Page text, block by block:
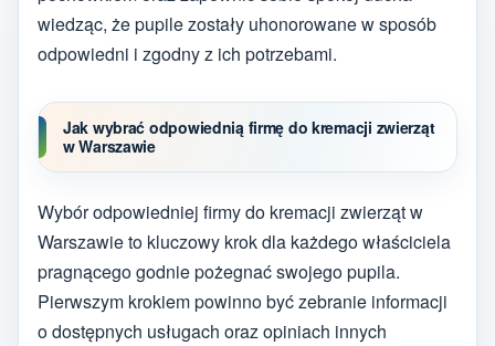
wiedząc, że pupile zostały uhonorowane w sposób
odpowiedni i zgodny z ich potrzebami.
Jak wybrać odpowiednią firmę do kremacji zwierząt
w Warszawie
Wybór odpowiedniej firmy do kremacji zwierząt w
Warszawie to kluczowy krok dla każdego właściciela
pragnącego godnie pożegnać swojego pupila.
Pierwszym krokiem powinno być zebranie informacji
o dostępnych usługach oraz opiniach innych